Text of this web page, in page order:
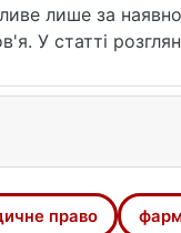
лише за
У статті
що належать
є флагманом
інноваційну
2019 року
здоров'я".
право